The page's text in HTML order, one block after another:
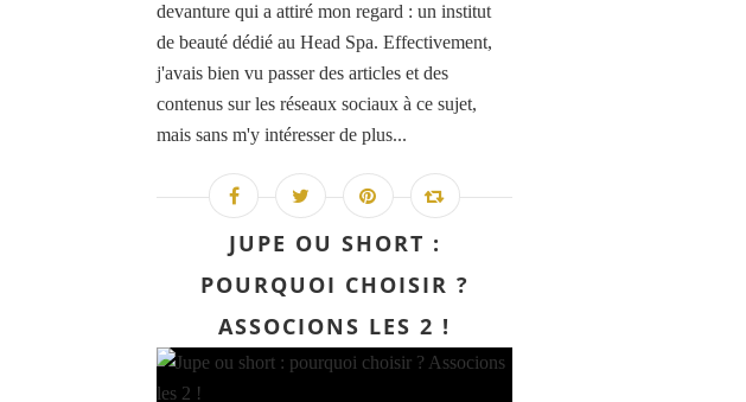
devanture qui a attiré mon regard : un institut
de beauté dédié au Head Spa. Effectivement,
j'avais bien vu passer des articles et des
contenus sur les réseaux sociaux à ce sujet,
mais sans m'y intéresser de plus...
JUPE OU SHORT :
POURQUOI CHOISIR ?
ASSOCIONS LES 2 !